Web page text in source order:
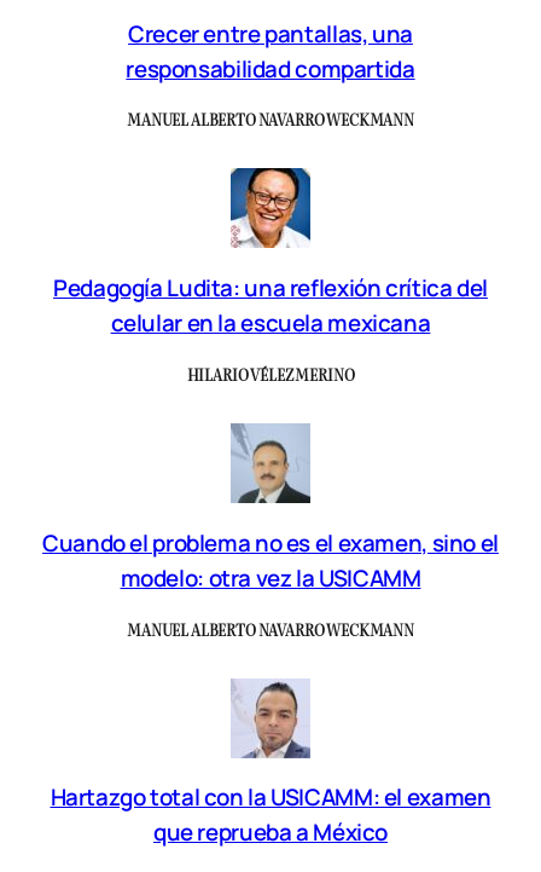
Crecer entre pantallas, una
responsabilidad compartida
MANUEL ALBERTO NAVARRO WECKMANN
Pedagogía Ludita: una reflexión crítica del
celular en la escuela mexicana
HILARIO VÉLEZ MERINO
Cuando el problema no es el examen, sino el
modelo: otra vez la USICAMM
MANUEL ALBERTO NAVARRO WECKMANN
Hartazgo total con la USICAMM: el examen
que reprueba a México